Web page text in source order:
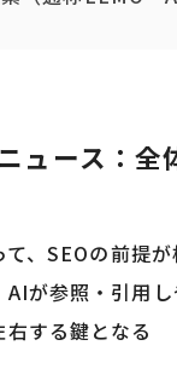
ュース：全
、SEOの前提
が参照・引用
する鍵となる